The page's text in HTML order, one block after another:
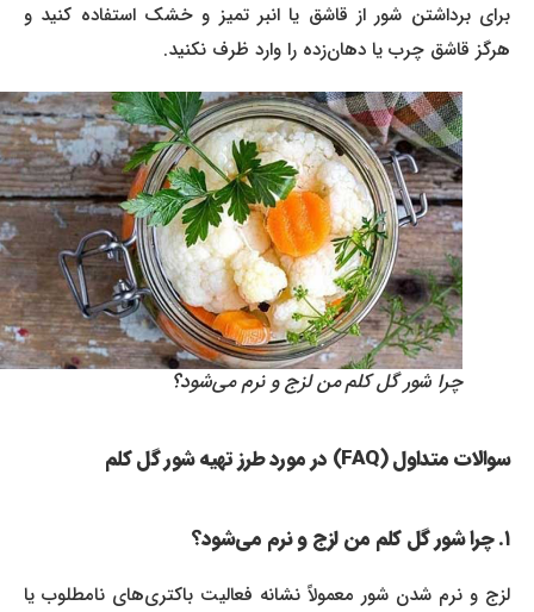
برای برداشتن شور از قاشق یا انبر تمیز و خشک استفاده کنید و
هرگز قاشق چرب یا دهان‌زده را وارد ظرف نکنید.
چرا شور گل کلم من لزج و نرم می‌شود؟
سوالات متداول (FAQ) در مورد طرز تهیه شور گل کلم
لزج و نرم شدن شور معمولاً نشانه فعالیت باکتری‌های نامطلوب یا